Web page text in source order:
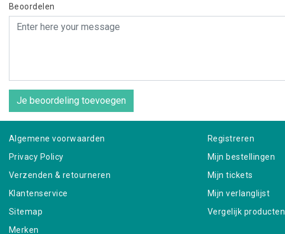
Beoordelen
Je beoordeling toevoegen
Algemene voorwaarden
Privacy Policy
Verzenden & retourneren
Klantenservice
Sitemap
Merken
Registreren
Mijn bestellingen
Mijn tickets
Mijn verlanglijst
Vergelijk producten